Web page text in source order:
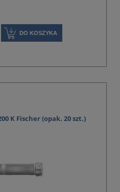
DO KOSZYKA
K Fischer (opak. 20 szt.)